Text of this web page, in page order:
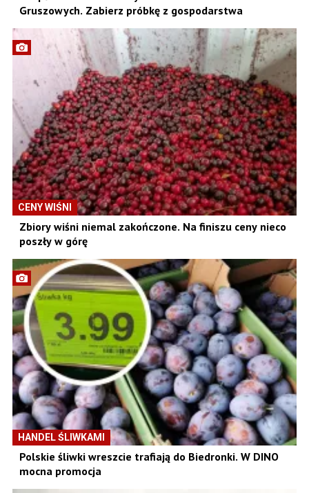
Gruszowych. Zabierz próbkę z gospodarstwa
CENY WIŚNI
Zbiory wiśni niemal zakończone. Na finiszu ceny nieco
poszły w górę
HANDEL ŚLIWKAMI
Polskie śliwki wreszcie trafiają do Biedronki. W DINO
mocna promocja